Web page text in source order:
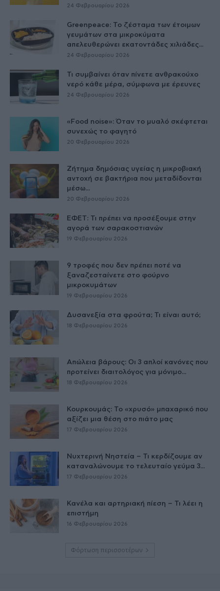
24 Φεβρουαρίου 2026
Greenpeace: Το ζέσταμα των έτοιμων
γευμάτων στα μικροκύματα
απελευθερώνει εκατοντάδες χιλιάδες...
24 Φεβρουαρίου 2026
Τι συμβαίνει όταν πίνετε ανθρακούχο
νερό κάθε μέρα, σύμφωνα με έρευνες
24 Φεβρουαρίου 2026
«Food noise»: Όταν το μυαλό σκέφτεται
συνεχώς το φαγητό
20 Φεβρουαρίου 2026
Ζήτημα δημόσιας υγείας η μικροβιακή
αντοχή σε βακτήρια που μεταδίδονται
μέσω...
20 Φεβρουαρίου 2026
ΕΦΕΤ: Τι πρέπει να προσέξουμε στην
αγορά των σαρακοστιανών
19 Φεβρουαρίου 2026
9 τροφές που δεν πρέπει ποτέ να
ξαναζεσταίνετε στο φούρνο
μικροκυμάτων
19 Φεβρουαρίου 2026
Δυσανεξία στα φρούτα; Τι είναι αυτό;
18 Φεβρουαρίου 2026
Απώλεια βάρους: Οι 3 απλοί κανόνες που
προτείνει διαιτολόγος για μόνιμο...
18 Φεβρουαρίου 2026
Κουρκουμάς: Το «χρυσό» μπαχαρικό που
αξίζει μια θέση στο πιάτο μας
17 Φεβρουαρίου 2026
Νυχτερινή Νηστεία – Τι κερδίζουμε αν
καταναλώνουμε το τελευταίο γεύμα 3...
17 Φεβρουαρίου 2026
Κανέλα και αρτηριακή πίεση – Τι λέει η
επιστήμη
16 Φεβρουαρίου 2026
Φόρτωση περισσοτέρων